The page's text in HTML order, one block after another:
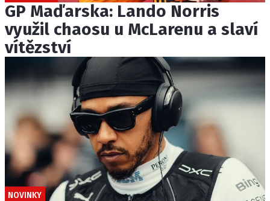
GP Maďarska: Lando Norris
využil chaosu u McLarenu a slaví
vítězství
NOVINKY